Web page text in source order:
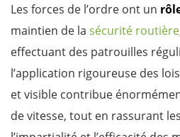
Les forces de l’ordre ont un
maintien de la sécurité routière
effectuant des patrouilles
l’application rigoureuse des
et visible contribue
de vitesse, tout en rassurant